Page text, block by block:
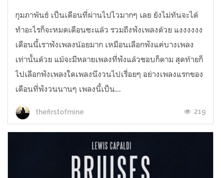
กุมภาพันธ์ เป็นเดือนที่ผ่านไปไวมากๆ เลย ยังไม่ทันจะได้
ทำอะไรก็จะหมดเดือนซะแล้ว รวมถึงฟังเพลงด้วย แงงงงงง
เดือนนี้เราฟังเพลงน้อยมาก เหมือนเลือกฟังแค่บางเพลง
เท่านั้นด้วย แม้จะมีหลายเพลงที่ฟังแล้วชอบก็ตาม สุดท้ายก็
ไปเลือกฟังเพลงใดเพลงนึงวนไปเรื่อยๆ อย่างเพลงแรกของ
เดือนที่ฟังวนนานๆ เพลงนี้เป็น...
thefirstofmine 219